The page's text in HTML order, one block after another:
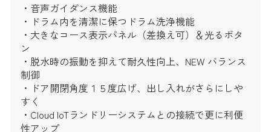
・音声ガイダンス機能
・ドラム内を清潔に保つドラム洗浄機能
・大きなコース表示パネル（差換え可）＆光るボタ
ン
・脱水時の振動を抑えて耐久性向上、NEW バランス
制御
・ドア開閉角度１５度広げ、出し入れがさらにしや
すく
・Cloud IoTランドリーシステムとの接続で更に利便
性アップ